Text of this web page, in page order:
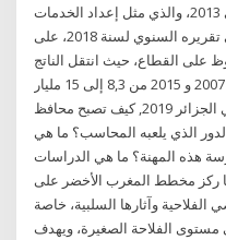
بشأن تقييم مخطط المغرب الرقمي 2013، والذي مثل إعداد الخدمات
على أكد المجلس الأعلى للحسابات، في تقريره السنوي لسنة 2018، على
على القطاع، حيث انتقل الناتج
الداخلي الخام لهذا القطاع بين سنتي 2007 و 2015 من 8,3 إلى 15 مليار
درهم. كيف تصبح محاسبًا معتمدًا في الجزائر 2019, كيف تصبح محافظ
الذي يلعبه المحاسب؟ ما هي
هذه المهنة؟ ما هي الدراسات
ركز مخطط المغرب الأخضر على
وآثارها السلبية، خاصة
مستوى الفلاحة الصغيرة، ويهدف